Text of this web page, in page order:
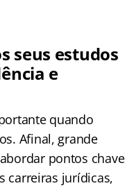
seus estudos
e
quando
Afinal, grande
pontos chave
carreiras jurídicas,